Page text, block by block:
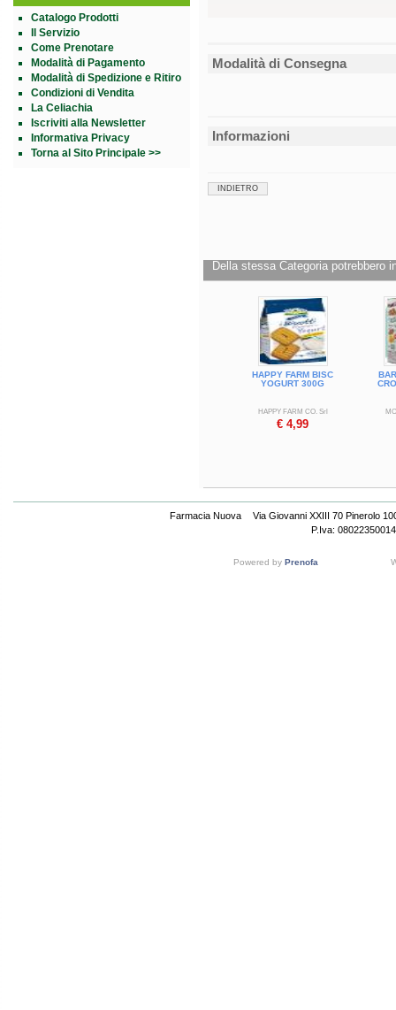
Catalogo Prodotti
Il Servizio
Come Prenotare
Modalità di Pagamento
Modalità di Spedizione e Ritiro
Condizioni di Vendita
La Celiachia
Iscriviti alla Newsletter
Informativa Privacy
Torna al Sito Principale >>
Grassi
Modalità d'uso
Conservare in luogo fresco ed asciutto.
Termine ultimo di conservazione dalla
Modalità di Consegna
Informazioni
INDIETRO
Della stessa Categoria potrebbero
HAPPY FARM BISC
YOGURT 300G
HAPPY FARM CO. Srl
€ 4,99
Farmacia Nuova
Via Giovanni XXIII 70 Pinerolo
P.Iva: 08022350014
Powered by Prenofa